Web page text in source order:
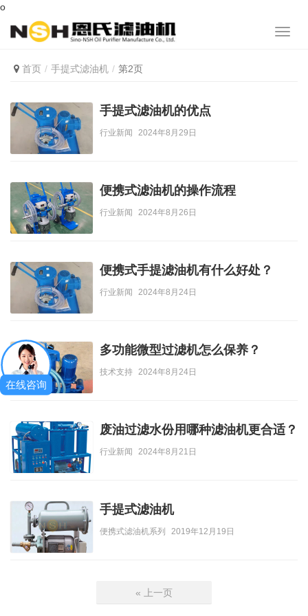
o
首页 手提式滤油机 第2页
手提式滤油机的优点
行业新闻 2024年8月29日
便携式滤油机的操作流程
行业新闻 2024年8月26日
便携式手提滤油机有什么好处？
行业新闻 2024年8月24日
多功能微型过滤机怎么保养？
技术支持 2024年8月24日
废油过滤水份用哪种滤油机更合适？
行业新闻 2024年8月21日
手提式滤油机
便携式滤油机系列 2019年12月19日
« 上一页
在线咨询